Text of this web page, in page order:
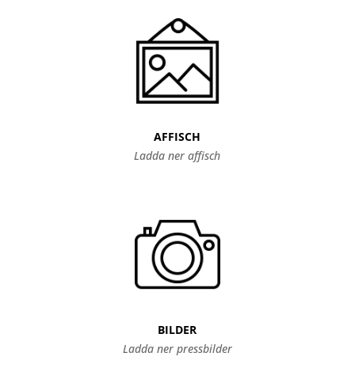
AFFISCH
Ladda ner affisch
BILDER
Ladda ner pressbilder